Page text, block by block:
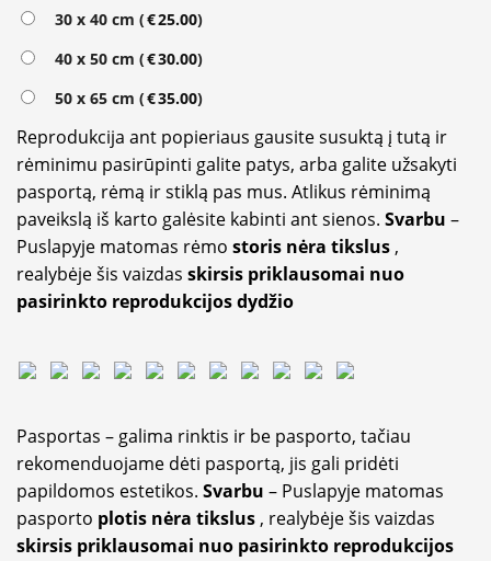
30 x 40 cm (€25.00)
40 x 50 cm (€30.00)
50 x 65 cm (€35.00)
Reprodukcija ant popieriaus gausite susuktą į tutą ir
rėminimu pasirūpinti galite patys, arba galite užsakyti
pasportą, rėmą ir stiklą pas mus. Atlikus rėminimą
paveikslą iš karto galėsite kabinti ant sienos. Svarbu –
Puslapyje matomas rėmo storis nėra tikslus ,
realybėje šis vaizdas skirsis priklausomai nuo
pasirinkto reprodukcijos dydžio
Pasportas – galima rinktis ir be pasporto, tačiau
rekomenduojame dėti pasportą, jis gali pridėti
papildomos estetikos. Svarbu – Puslapyje matomas
pasporto plotis nėra tikslus , realybėje šis vaizdas
skirsis priklausomai nuo pasirinkto reprodukcijos